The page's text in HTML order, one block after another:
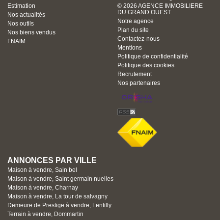
Estimation
Nos actualités
Nos outils
Nos biens vendus
FNAIM
© 2026 AGENCE IMMOBILIERE
DU GRAND OUEST
Notre agence
Plan du site
Contactez-nous
Mentions
Politique de confidentialité
Politique des cookies
Recrutement
Nos partenaires
ANNONCES PAR VILLE
Maison à vendre, Sain bel
Maison à vendre, Saint germain nuelles
Maison à vendre, Charnay
Maison à vendre, La tour de salvagny
Demeure de Prestige à vendre, Lentilly
Terrain à vendre, Dommartin